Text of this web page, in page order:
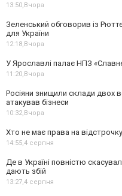
13:50, Вчора
Зеленський обговорив із
для України
12:18, Вчора
У Ярославлі палає НПЗ
11:20, Вчора
Росіяни знищили склади двох
атакував бізнеси
10:32, Вчора
Хто не має права на
14:55,4 серпня
Де в Україні повністю
дають збій
13:27,4 серпня